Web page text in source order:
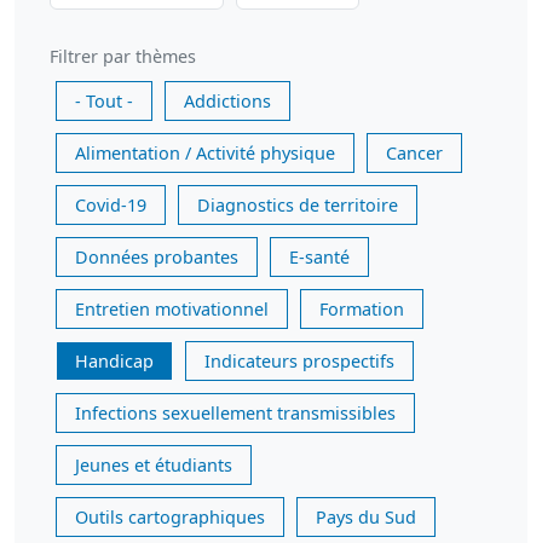
Filtrer par thèmes
- Tout -
Addictions
Alimentation / Activité physique Cancer
Covid-19 Diagnostics de territoire
Données probantes E-santé
Entretien motivationnel Formation
Handicap Indicateurs prospectifs
Infections sexuellement transmissibles
Jeunes et étudiants
Outils cartographiques Pays du Sud